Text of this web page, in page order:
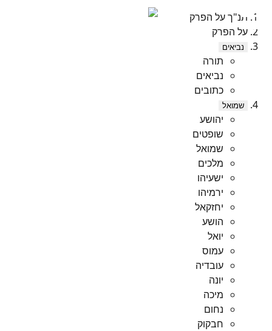
תנ"ך על הפרק
על הפרק
נביאים
תורה
נביאים
כתובים
שמואל
יהושע
שופטים
שמואל
מלכים
ישעיהו
ירמיהו
יחזקאל
הושע
יואל
עמוס
עובדיה
יונה
מיכה
נחום
חבקוק